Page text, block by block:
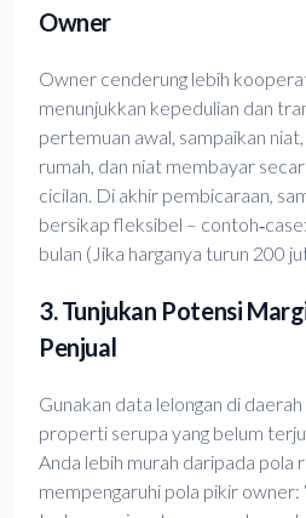
Owner
Owner cenderung lebih
menunjukkan kepedulian dan
pertemuan awal, sampaikan
rumah, dan niat membayar
cicilan. Di akhir pembicaraan,
bersikap fleksibel –
bulan (Jika harganya turun 200
3. Tunjukan Potensi
Penjual
Gunakan data lelongan di
properti serupa yang belum
Anda lebih murah daripada pola
mempengaruhi pola pikir owner: